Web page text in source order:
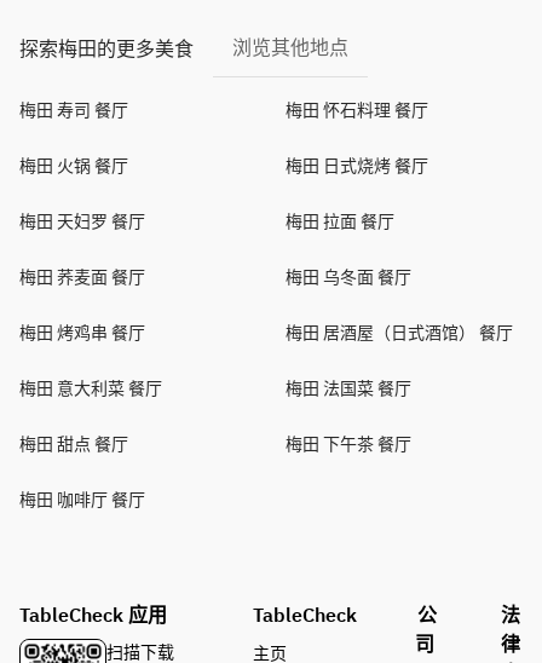
探索梅田的更多美食 浏览其他地点
梅田 寿司 餐厅 梅田 怀石料理 餐厅
梅田 火锅 餐厅 梅田 日式烧烤 餐厅
梅田 天妇罗 餐厅 梅田 拉面 餐厅
梅田 荞麦面 餐厅 梅田 乌冬面 餐厅
梅田 烤鸡串 餐厅 梅田 居酒屋（日式酒馆） 餐厅
梅田 意大利菜 餐厅 梅田 法国菜 餐厅
梅田 甜点 餐厅 梅田 下午茶 餐厅
梅田 咖啡厅 餐厅
TableCheck 应用
扫描下载
TableCheck
主页
公
司
法
律